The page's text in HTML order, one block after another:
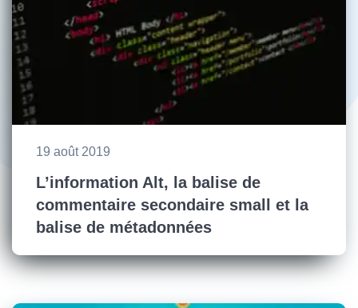
19 août 2019
L’information Alt, la balise de
commentaire secondaire small et la
balise de métadonnées